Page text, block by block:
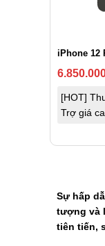
iPhone 12
[HOT]
Trợ giá
Sự hấp
tượng và
tiên tiến,